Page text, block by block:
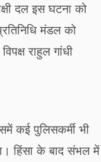
दल इस घटना को
मंडल को
राहुल गांधी
कई पुलिसकर्मी भी
हिंसा के बाद संभल में